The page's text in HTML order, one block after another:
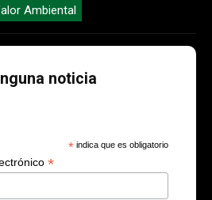
Ambiental
noticia
* indica que es obligatorio
*